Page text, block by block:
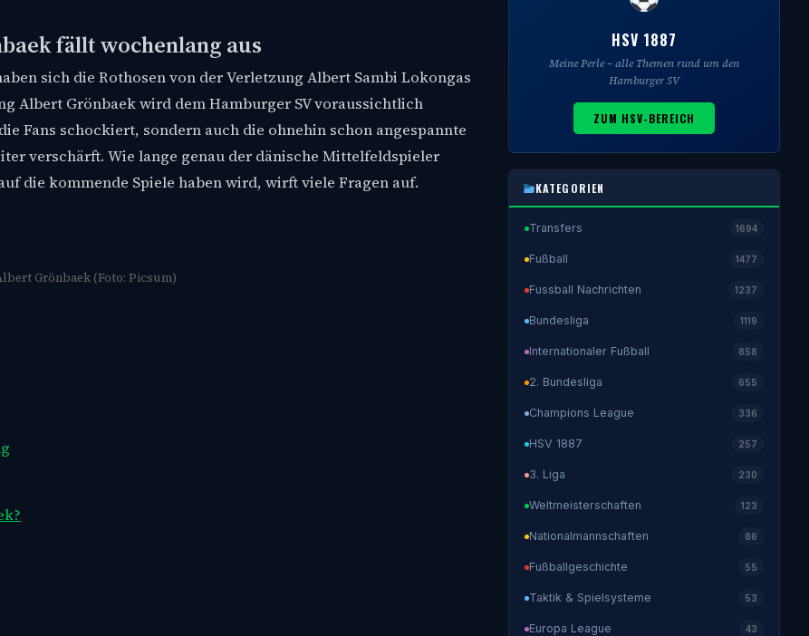
fällt wochenlang aus
sich die Rothosen von der Verletzung Albert Sambi Lokongas
Albert Grönbaek wird dem Hamburger SV voraussichtlich
Fans schockiert, sondern auch die ohnehin schon angespannte
verschärft. Wie lange genau der dänische Mittelfeldspieler
die kommende Spiele haben wird, wirft viele Fragen auf.
Grönbaek (Foto: Picsum)
HSV 1887
Meine Perle – alle Themen rund um den
Hamburger SV
ZUM HSV-BEREICH
KATEGORIEN
Transfers 1694
Fußball 1477
Fussball Nachrichten 1237
Bundesliga 1119
Internationaler Fußball 858
2. Bundesliga 655
Champions League 336
HSV 1887 257
3. Liga 230
Weltmeisterschaften 123
Nationalmannschaften 86
Fußballgeschichte 55
Taktik & Spielsysteme 53
Europa League 43